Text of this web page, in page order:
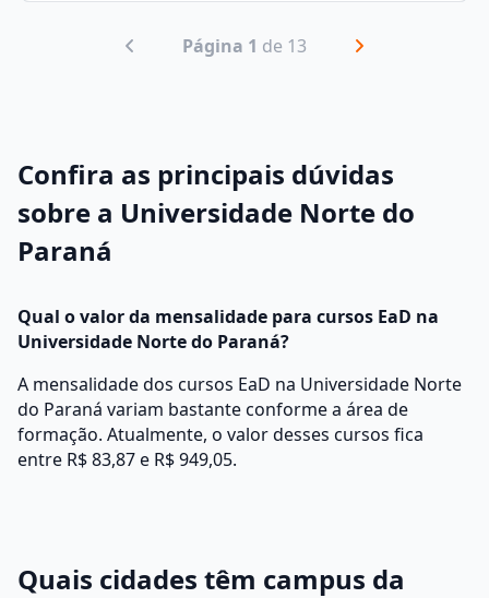
Página 1 de 13
Confira as principais dúvidas
sobre a Universidade Norte do
Paraná
Qual o valor da mensalidade para cursos EaD na
Universidade Norte do Paraná?
A mensalidade dos cursos EaD na Universidade Norte
do Paraná variam bastante conforme a área de
formação. Atualmente, o valor desses cursos fica
entre R$ 83,87 e R$ 949,05.
Quais cidades têm campus da